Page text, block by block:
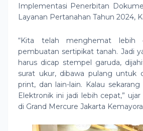
Implementasi Penerbitan
Layanan Pertanahan Tahun 2024,
“Kita telah menghemat lebih
pembuatan sertipikat tanah. Jadi
harus dicap stempel garuda,
surat ukur, dibawa pulang untuk
print, dan lain-lain. Kalau
Elektronik ini jadi lebih cepat,”
di Grand Mercure Jakarta